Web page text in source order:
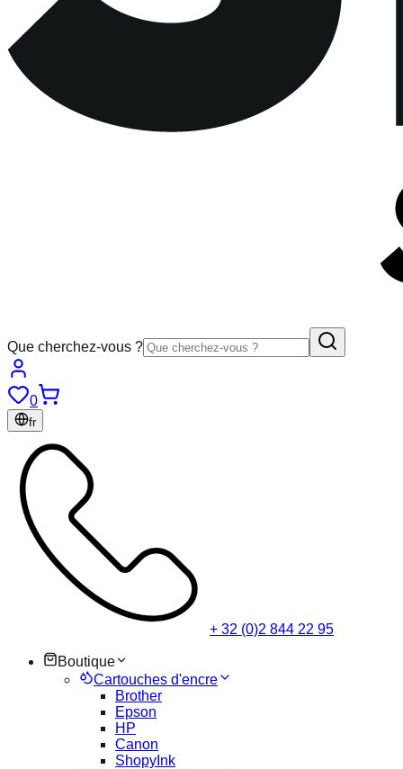
Que cherchez-vous ?
0
fr
+ 32 (0)2 844 22 95
Boutique
Cartouches d'encre
Brother
Epson
HP
Canon
ShopyInk